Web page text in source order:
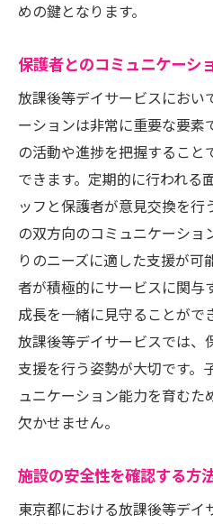
めの鍵となります。
保護者とのコミュニケーシ
放課後等デイサービスにおい
ーションは非常に重要な要素
の活動や進捗を把握すること
できます。定期的に行われる
ッフと保護者が意見交換を行
の双方向のコミュニケーショ
りのニーズに適した支援が
者が積極的にサービスに関与
成長を一緒に見守ることがで
放課後等デイサービスでは、
支援を行う姿勢が大切です。
ュニケーション能力を育む
欠かせません。
施設の安全性を確認する方
東京都における放課後等デ